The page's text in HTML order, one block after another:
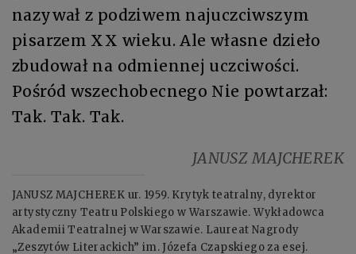
nazywał z podziwem najuczciwszym
pisarzem XX wieku. Ale własne dzieło
zbudował na odmiennej uczciwości.
Pośród wszechobecnego Nie powtarzał:
Tak. Tak. Tak.
JANUSZ MAJCHEREK
JANUSZ MAJCHEREK ur. 1959. Krytyk teatralny, dyrektor
artystyczny Teatru Polskiego w Warszawie. Wykładowca
Akademii Teatralnej w Warszawie. Laureat Nagrody
„Zeszytów Literackich” im. Józefa Czapskiego za esej.